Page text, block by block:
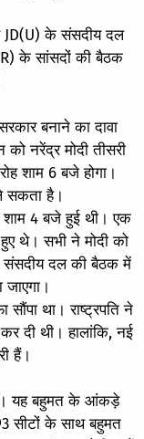
JD(U) के संसदीय दल
के सांसदों की बैठक
बनाने का दावा
नरेंद्र मोदी तीसरी
शाम 6 बजे होगा।
सकता है।
4 बजे हुई थी। एक
थे। सभी ने मोदी को
संसदीय दल की बैठक में
सौंपा था। राष्ट्रपति ने
दी थी। हालांकि, नई
हैं।
यह बहुमत के आंकड़े
सीटों के साथ बहुमत